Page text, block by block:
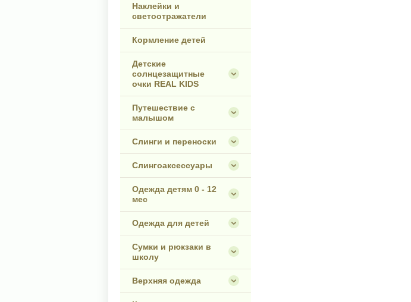
Наклейки и
светоотражатели
Кормление детей
Детские
солнцезащитные
очки REAL KIDS
Путешествие с
малышом
Слинги и переноски
Слингоаксессуары
Одежда детям 0 - 12
мес
Одежда для детей
Сумки и рюкзаки в
школу
Верхняя одежда